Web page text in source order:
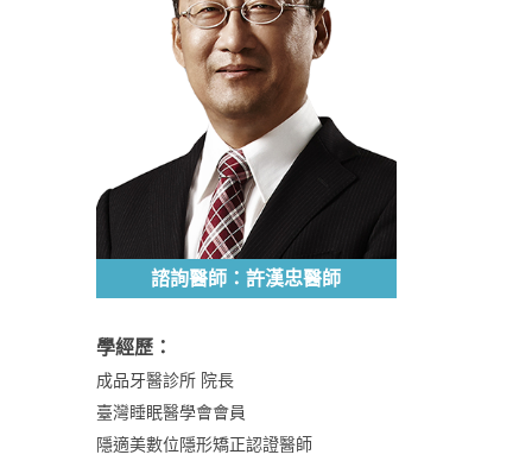
諮詢醫師：許漢忠醫師
學經歷：
成品牙醫診所 院長
臺灣睡眠醫學會會員
隱適美數位隱形矯正認證醫師